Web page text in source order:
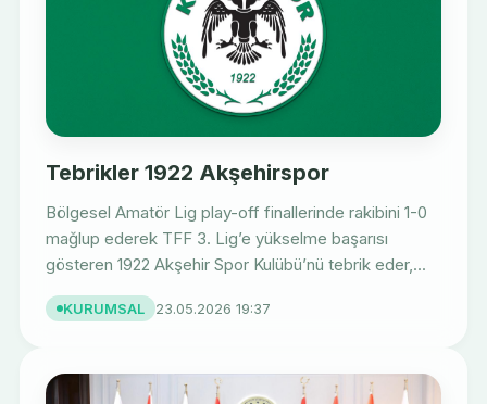
Tebrikler 1922 Akşehirspor
Bölgesel Amatör Lig play-off finallerinde rakibini 1-0
mağlup ederek TFF 3. Lig’e yükselme başarısı
gösteren 1922 Akşehir Spor Kulübü’nü tebrik eder,...
KURUMSAL 23.05.2026 19:37